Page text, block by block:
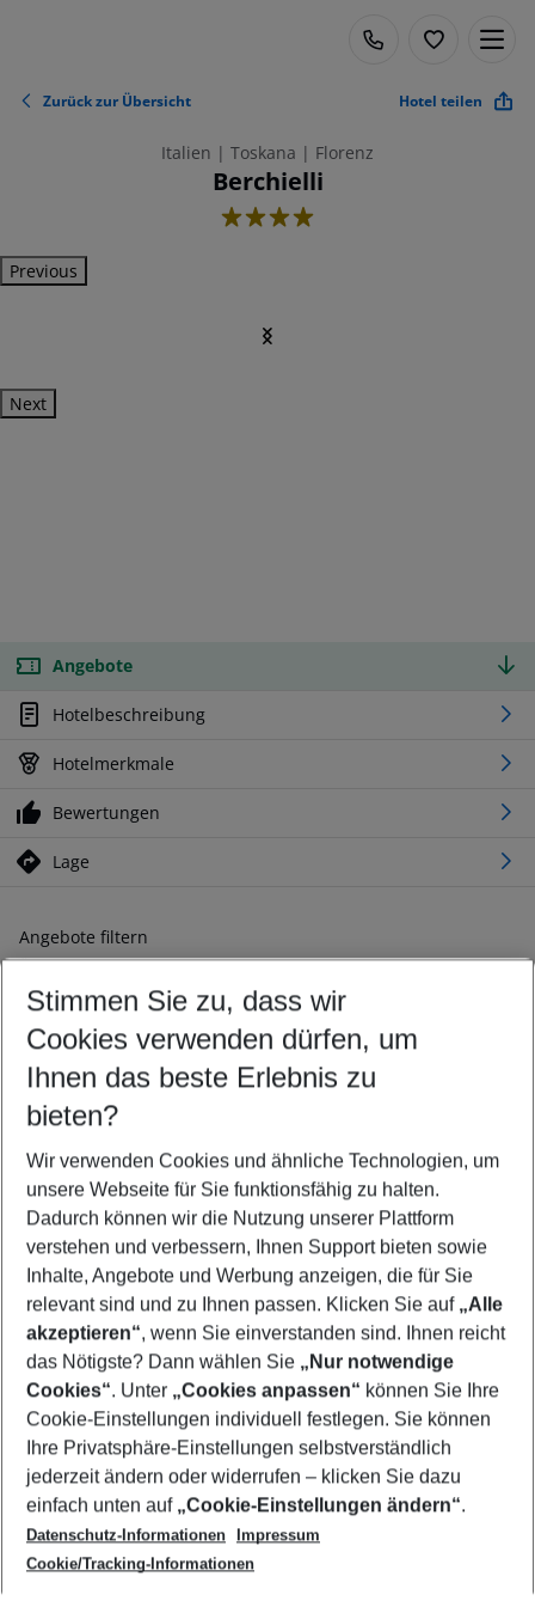
Zurück zur Übersicht Hotel teilen
Italien | Toskana | Florenz
Berchielli
4
Previous
Next
Angebote
Hotelbeschreibung
Hotelmerkmale
Bewertungen
Lage
Angebote filtern
Ändern Sie Ihre Kriterien nach Ihren Wünschen
Abflughafen wählen
Beliebiger Abflughafen
Reisezeitraum wählen
09.08.26– 07.08.27 5-8 Nächte
2 Erwachsene Keine Kinder
Mehr Filter anzeigen
Footer
Footer navigation
Über uns
AGB
Cookie-Einstellungen ändern
Cookie-Richtlinie
Datenschutz
Service & Hilfe
Barrierefreies Reisen
Check-in
Folgen Sie uns
Stimmen Sie zu, dass wir
Cookies verwenden dürfen, um
Ihnen das beste Erlebnis zu
bieten?
Wir verwenden Cookies und ähnliche Technologien, um
unsere Webseite für Sie funktionsfähig zu halten.
Dadurch können wir die Nutzung unserer Plattform
verstehen und verbessern, Ihnen Support bieten sowie
Inhalte, Angebote und Werbung anzeigen, die für Sie
relevant sind und zu Ihnen passen. Klicken Sie auf „Alle
akzeptieren“, wenn Sie einverstanden sind. Ihnen reicht
das Nötigste? Dann wählen Sie „Nur notwendige
Cookies“. Unter „Cookies anpassen“ können Sie Ihre
Cookie-Einstellungen individuell festlegen. Sie können
Ihre Privatsphäre-Einstellungen selbstverständlich
jederzeit ändern oder widerrufen – klicken Sie dazu
einfach unten auf „Cookie-Einstellungen ändern“.
Datenschutz-Informationen
Impressum
Cookie/Tracking-Informationen